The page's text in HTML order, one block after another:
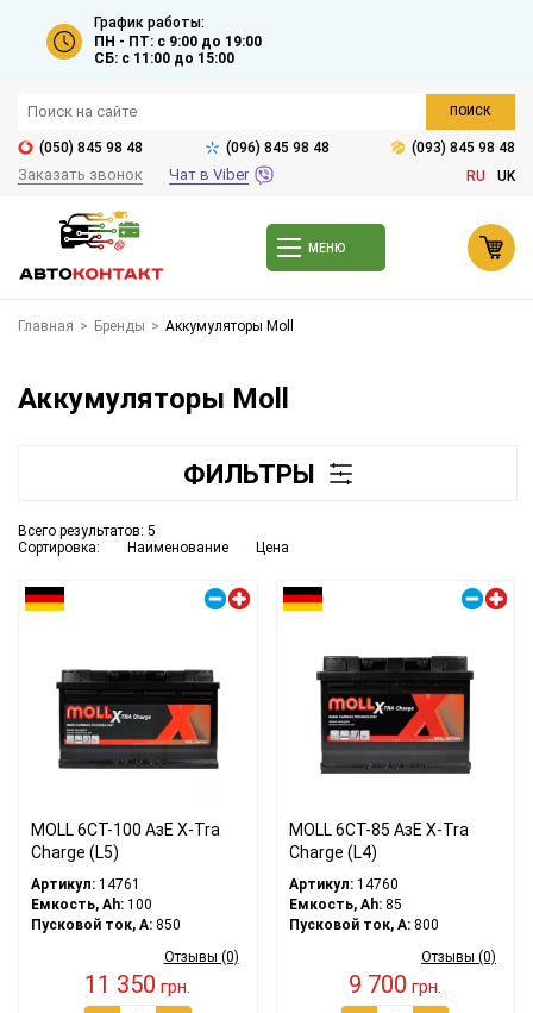
График работы:
ПН - ПТ: с 9:00 до 19:00
СБ: с 11:00 до 15:00
ПОИСК
(050) 845 98 48 (096) 845 98 48 (093) 845 98 48
Заказать звонок Чат в Viber RU UK
МЕНЮ
Главная > Бренды > Аккумуляторы Moll
Аккумуляторы Moll
ФИЛЬТРЫ
Сортировка: Наименование Цена
Всего результатов: 5
MOLL 6СТ-100 АзЕ X-Tra
Charge (L5)
Артикул: 14761
Емкость, Ah: 100
Пусковой ток, A: 850
Отзывы (0)
11 350 грн.
MOLL 6СТ-85 АзЕ X-Tra
Charge (L4)
Артикул:14760
Емкость, Ah:85
Пусковой ток, A:800
Отзывы (0)
9 700 грн.